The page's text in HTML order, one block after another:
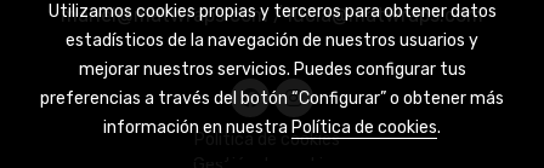
manel@matwraps.com / lucia@matwraps.com
Política de cookies
Utilizamos cookies propias y terceros para obtener datos
estadísticos de la navegación de nuestros usuarios y
mejorar nuestros servicios. Puedes configurar tus
preferencias a través del botón “Configurar” o obtener más
información en nuestra Política de cookies.